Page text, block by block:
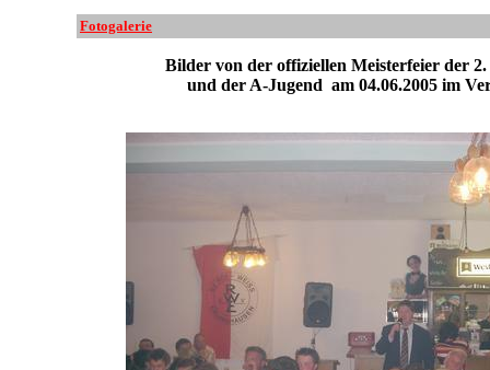
Fotogalerie
Bilder von der offiziellen Meisterfeier der
und der A-Jugend am 04.06.2005 im